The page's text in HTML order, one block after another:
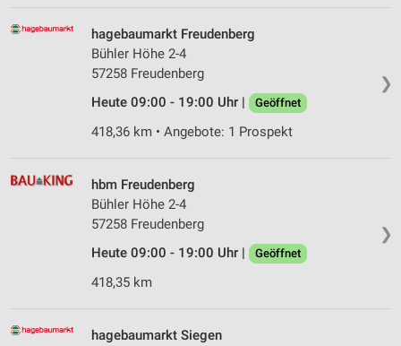
❯
hagebaumarkt Freudenberg
Bühler Höhe 2-4
57258 Freudenberg
Heute 09:00 - 19:00 Uhr |
Geöffnet
418,36 km • Angebote: 1 Prospekt
❯
hbm Freudenberg
Bühler Höhe 2-4
57258 Freudenberg
Heute 09:00 - 19:00 Uhr |
Geöffnet
418,35 km
hagebaumarkt Siegen